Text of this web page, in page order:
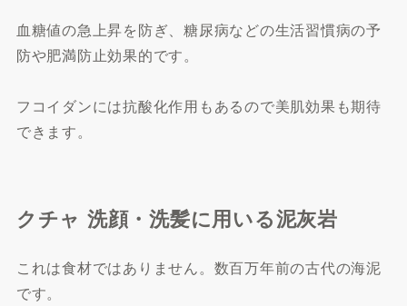
血糖値の急上昇を防ぎ、糖尿病などの生活習慣病の予
防や肥満防止効果的です。
フコイダンには抗酸化作用もあるので美肌効果も期待
できます。
クチャ 洗顔・洗髪に用いる泥灰岩
これは食材ではありません。数百万年前の古代の海泥
です。